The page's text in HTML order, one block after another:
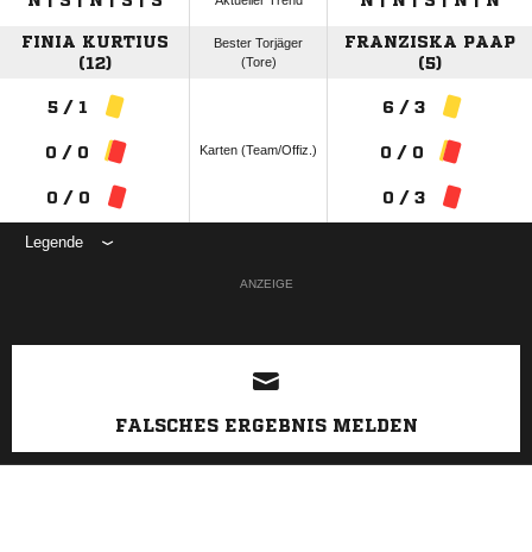
FINIA KURTIUS
(12)
Bester Torjäger
(Tore)
FRANZISKA PAAP
(5)
5 / 1
0 / 0
0 / 0
Karten (Team/Offiz.)
6 / 3
0 / 0
0 / 3
Legende
ANZEIGE
FALSCHES ERGEBNIS MELDEN